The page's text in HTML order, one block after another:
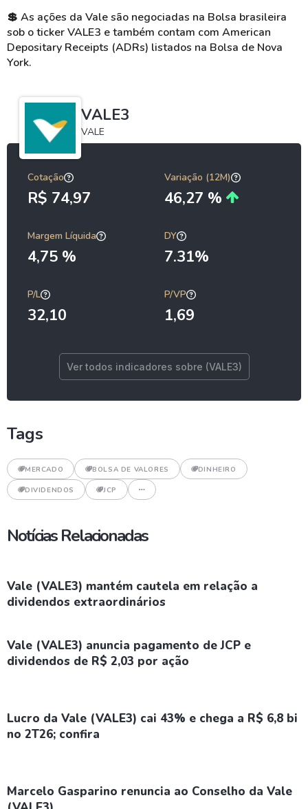
💲 As ações da Vale são negociadas na Bolsa brasileira
sob o ticker VALE3 e também contam com American
Depositary Receipts (ADRs) listados na Bolsa de Nova
York.
VALE3
VALE
Cotação
R$ 74,97
Variação (12M)
46,27 %
Margem Líquida
4,75 %
DY
7.31%
P/L
32,10
P/VP
1,69
Ver todos indicadores sobre (VALE3)
Tags
MERCADO BOLSA DE VALORES DINHEIRO
DIVIDENDOS JCP
Notícias Relacionadas
Vale (VALE3) mantém cautela em relação a
dividendos extraordinários
Vale (VALE3) anuncia pagamento de JCP e
dividendos de R$ 2,03 por ação
Lucro da Vale (VALE3) cai 43% e chega a R$ 6,8 bi
no 2T26; confira
Marcelo Gasparino renuncia ao Conselho da Vale